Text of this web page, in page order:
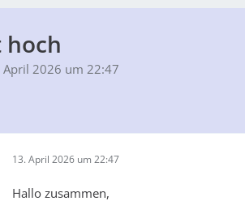
hoch
April 2026 um 22:47
13. April 2026 um 22:47
Hallo zusammen,